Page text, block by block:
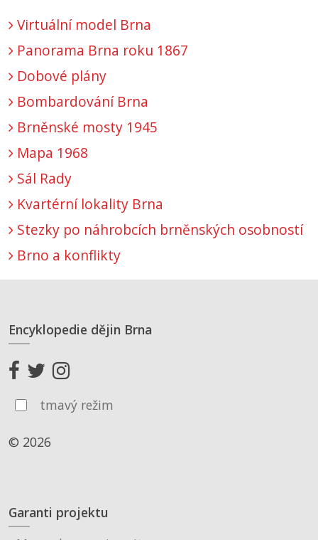
Virtuální model Brna
Panorama Brna roku 1867
Dobové plány
Bombardování Brna
Brněnské mosty 1945
Mapa 1968
Sál Rady
Kvartérní lokality Brna
Stezky po náhrobcích brněnských osobností
Brno a konflikty
Encyklopedie dějin Brna
tmavý režim
© 2026
Garanti projektu